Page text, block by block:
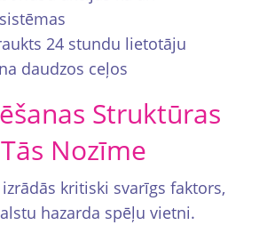
24 stundu lietotāju
daudzos ceļos
Struktūras
Nozīme
kritiski svarīgs faktors,
hazarda spēļu vietni.